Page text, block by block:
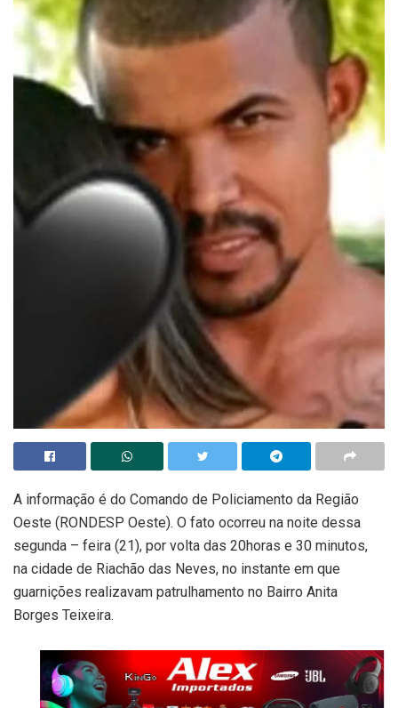
A informação é do Comando de Policiamento da Região
Oeste (RONDESP Oeste). O fato ocorreu na noite dessa
segunda – feira (21), por volta das 20horas e 30 minutos,
na cidade de Riachão das Neves, no instante em que
guarnições realizavam patrulhamento no Bairro Anita
Borges Teixeira.